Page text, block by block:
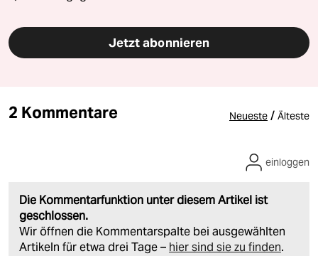
Jetzt abonnieren
2 Kommentare Neueste / Älteste
Die Kommentarfunktion unter diesem Artikel ist
geschlossen.
Wir öffnen die Kommentarspalte bei ausgewählten
Artikeln für etwa drei Tage – hier sind sie zu finden.
einloggen